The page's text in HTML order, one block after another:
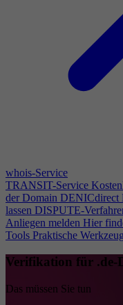
whois-Service
TRANSIT-Service
der Domain DENICdirect
lassen DISPUTE-
Anliegen melden Hier
Tools Praktische
Verifikation für .de-
Das müssen Sie tun